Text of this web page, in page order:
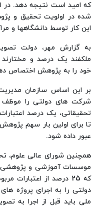
که امید است نتیجه دهد. در
این کار توسط دانشگاهها و
به گزارش مهر، دولت
ملکفند یک درصد و
خود را به پژوهش اختصاص
بر این اساس سازمان
شرکت های دولتی را موظف
تحقیقاتی، یک درصد
تا برای اولین بار سهم
عبور داده شود.
همچنین شورای عالی علوم،
موسسات آموزشی و پژوهشی
که 25 درصد از
دولتی را به اجرای پروژه
ملی باید قبل از اجرا به